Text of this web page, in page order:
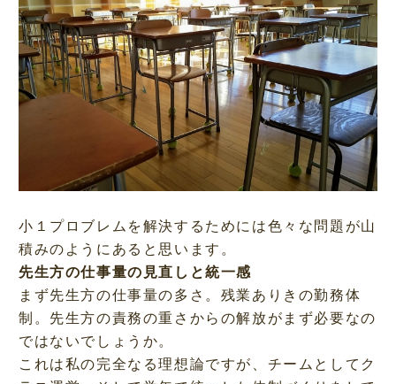
小１プロブレムを解決するためには色々な問題が山
積みのようにあると思います。
先生方の仕事量の見直しと統一感
まず先生方の仕事量の多さ。残業ありきの勤務体
制。先生方の責務の重さからの解放がまず必要なの
ではないでしょうか。
これは私の完全なる理想論ですが、チームとしてク